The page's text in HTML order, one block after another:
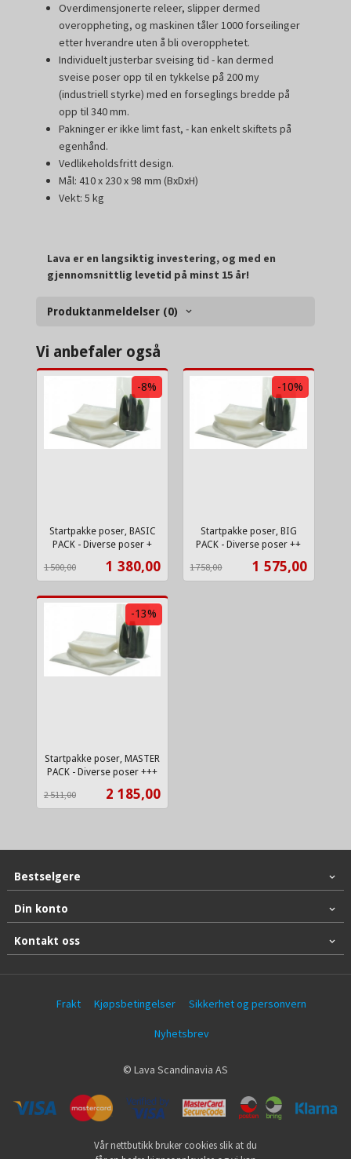
Overdimensjonerte releer, slipper dermed
overoppheting, og maskinen tåler 1000 forseilinger
etter hverandre uten å bli overopphetet.
Individuelt justerbar sveising tid - kan dermed
sveise poser opp til en tykkelse på 200 my
(industriell styrke) med en forseglings bredde på
opp til 340 mm.
Pakninger er ikke limt fast, - kan enkelt skiftets på
egenhånd.
Vedlikeholdsfritt design.
Mål: 410 x 230 x 98 mm (BxDxH)
Vekt: 5 kg
Lava er en langsiktig investering, og med en
gjennomsnittlig levetid på minst 15 år!
Produktanmeldelser (0)
Vi anbefaler også
Startpakke poser, BASIC
PACK - Diverse poser +
Tilbud
1 380,00
1 500,00
-8%
mva.
Startpakke poser, BIG
PACK - Diverse poser ++
Tilbud
1 575,00
1 758,00
-10%
mva.
Startpakke poser, MASTER
PACK - Diverse poser +++
Tilbud
2 185,00
2 511,00
-13%
mva.
Bestselgere
Din konto
Kontakt oss
Frakt Kjøpsbetingelser Sikkerhet og personvern
Nyhetsbrev
© Lava Scandinavia AS
Vår nettbutikk bruker cookies slik at du